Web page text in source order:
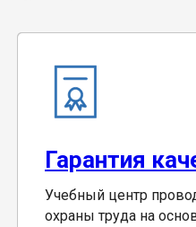
Гарантия
Учебный центр
охраны труда на